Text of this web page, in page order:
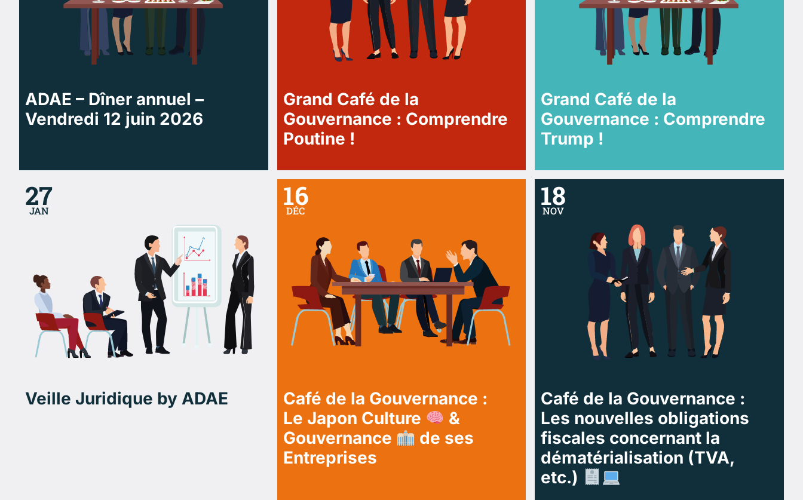
ADAE – Dîner annuel –
Vendredi 12 juin 2026
Grand Café de la
Gouvernance : Comprendre
Poutine !
Grand Café de la
Gouvernance : Comprendre
Trump !
27
JAN
Veille Juridique by ADAE
16
DÉC
Café de la Gouvernance :
Le Japon Culture
&
Gouvernance
de ses
Entreprises
18
NOV
Café de la Gouvernance :
Les nouvelles obligations
fiscales concernant la
dématérialisation (TVA,
etc.)